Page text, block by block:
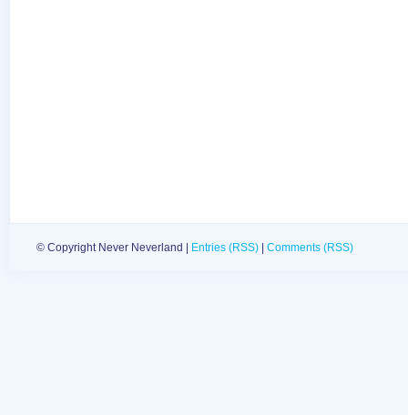
© Copyright Never Neverland | Entries (RSS) Comments (RSS)